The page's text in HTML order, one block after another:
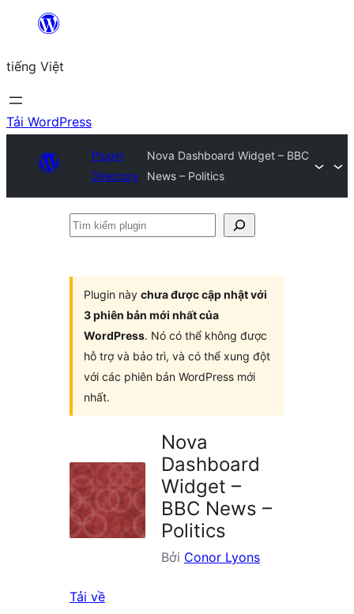
Chuyển
phần
nội
dung
tiếng Việt
Tải WordPress
Plugin
Directory
Nova Dashboard Widget – BBC
News – Politics
Tìm
Plugin này chưa được cập nhật với
3 phiên bản mới nhất của
WordPress. Nó có thể không được
hỗ trợ và bảo trì, và có thể xung đột
với các phiên bản WordPress mới
nhất.
Nova
Dashboard
Widget –
BBC News –
Politics
Bởi Conor Lyons
Tải về